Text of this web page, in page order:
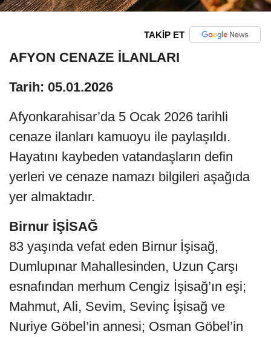
TAKİP ET
AFYON CENAZE İLANLARI
Tarih: 05.01.2026
Afyonkarahisar’da 5 Ocak 2026 tarihli
cenaze ilanları kamuoyu ile paylaşıldı.
Hayatını kaybeden vatandaşların defin
yerleri ve cenaze namazı bilgileri aşağıda
yer almaktadır.
Birnur İŞİSAĞ
83 yaşında vefat eden Birnur İşisağ,
Dumlupınar Mahallesinden, Uzun Çarşı
esnafından merhum Cengiz İşisağ’ın eşi;
Mahmut, Ali, Sevim, Sevinç İşisağ ve
Nuriye Göbel’in annesi; Osman Göbel’in